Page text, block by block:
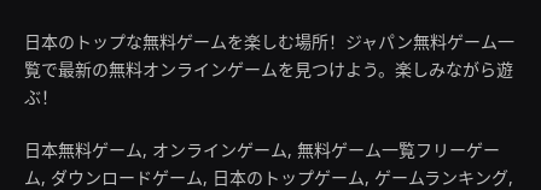
日本のトップな無料ゲームを楽しむ場所！ジャパン無料ゲーム一
覧で最新の無料オンラインゲームを見つけよう。楽しみながら遊
ぶ！
日本無料ゲーム, オンラインゲーム, 無料ゲーム一覧フリーゲー
ム, ダウンロードゲーム, 日本のトップゲーム, ゲームランキング,